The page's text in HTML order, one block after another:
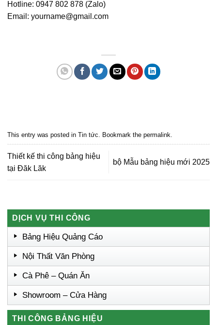
Hotline: 0947 802 878 (Zalo)
Email: yourname@gmail.com
This entry was posted in Tin tức . Bookmark the permalink
Thiết kế thi công bảng hiệu
tại Đăk Lăk
bộ Mẫu bảng hiệu mới 2025
DỊCH VỤ THI CÔNG
Bảng Hiệu Quảng Cáo
Nội Thất Văn Phòng
Cà Phê – Quán Ăn
Showroom – Cửa Hàng
THI CÔNG BẢNG HIỆU